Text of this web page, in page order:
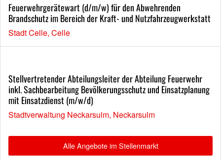
Feuerwehrgerätewart (d/m/w) für den Abwehrenden
Brandschutz im Bereich der Kraft- und Nutzfahrzeugwerkstatt
Stadt Celle, Celle
Stellvertretender Abteilungsleiter der Abteilung Feuerwehr
inkl. Sachbearbeitung Bevölkerungsschutz und Einsatzplanung
mit Einsatzdienst (m/w/d)
Stadtverwaltung Neckarsulm, Neckarsulm
Alle Angebote im Stellenmarkt